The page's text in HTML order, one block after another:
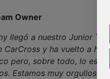
Owner
llegó a nuestro Junior
CarCross y ha vuelto a
pero, sobre todo, lo es
Estamos muy orgullosos